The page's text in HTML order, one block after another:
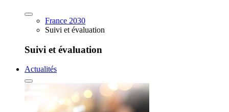
France 2030
Suivi et évaluation
Suivi et évaluation
Actualités